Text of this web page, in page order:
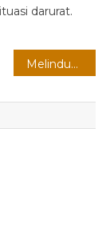
darurat.
Melindungi